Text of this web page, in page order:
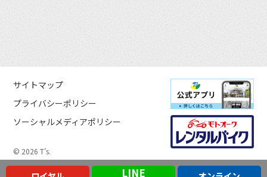
サイトマップ
プライバシーポリシー
ソーシャルメディアポリシー
© 2026 T’s.
LINE